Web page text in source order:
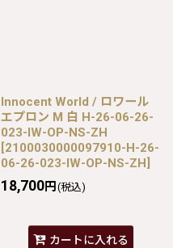
Innocent World / ロワール
エプロン M 白 H-26-06-26-
023-IW-OP-NS-ZH
[2100030000097910-H-26-
06-26-023-IW-OP-NS-ZH]
18,700円 (税込)
カートに入れる